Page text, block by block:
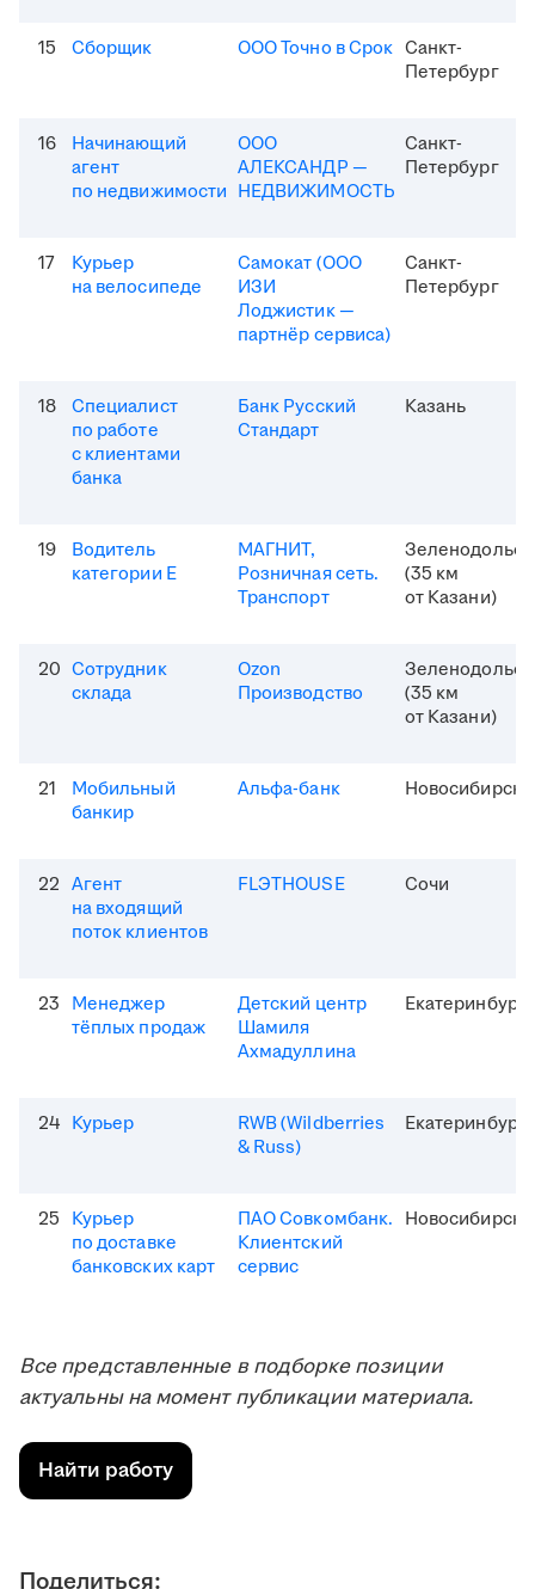
15 Сборщик ООО Точно в Срок Санкт-
Петербург
16
Начинающий
агент
по недвижимости
ООО
АЛЕКСАНДР —
НЕДВИЖИМОСТЬ
Санкт-
Петербург
17
Курьер
на велосипеде
Самокат (ООО
ИЗИ
Лоджистик —
партнёр сервиса)
Санкт-
Петербург
18
Специалист
по работе
с клиентами
банка
Банк Русский
Стандарт
Казань
19
Водитель
категории Е
МАГНИТ,
Розничная сеть.
Транспорт
Зеленодольск
(35 км
от Казани)
20 Сотрудник
склада
Ozon
Производство
Зеленодольск
(35 км
от Казани)
21
Мобильный
банкир
Альфа-банк Новосибирск
22 Агент
на входящий
поток клиентов
FLЭTHOUSE Сочи
23 Менеджер
тёплых продаж
Детский центр
Шамиля
Ахмадуллина
Екатеринбург
24 Курьер
RWB (Wildberries
& Russ)
Екатеринбург
25 Курьер
по доставке
банковских карт
ПАО Совкомбанк.
Клиентский
сервис
Новосибирск
Все представленные в подборке позиции
актуальны на момент публикации материала.
Найти работу
Поделиться: